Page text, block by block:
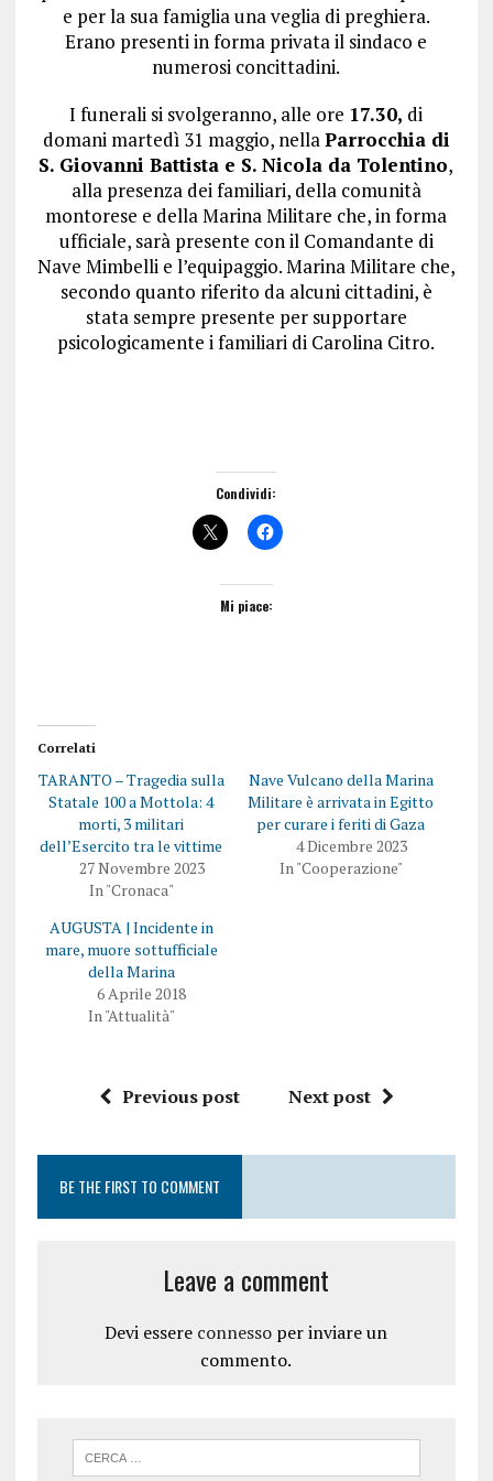
e per la sua famiglia una veglia di preghiera.
Erano presenti in forma privata il sindaco e
numerosi concittadini.
I funerali si svolgeranno, alle ore 17.30, di
domani martedì 31 maggio, nellaParrocchia di
S. Giovanni Battista e S. Nicola da Tolentino,
alla presenza dei familiari, della comunità
montorese e della Marina Militare che, in forma
ufficiale, sarà presente con il Comandante di
Nave Mimbelli e l’equipaggio. Marina Militare che,
secondo quanto riferito da alcuni cittadini, è
stata sempre presente per supportare
psicologicamente i familiari di Carolina Citro.
Condividi:
Mi piace:
Correlati
TARANTO – Tragedia sulla
Statale 100 a Mottola: 4
morti, 3 militari
dell’Esercito tra le vittime
27 Novembre 2023
In "Cronaca"
Nave Vulcano della Marina
Militare è arrivata in Egitto
per curare i feriti di Gaza
4 Dicembre 2023
In "Cooperazione"
AUGUSTA | Incidente in
mare, muore sottufficiale
della Marina
6 Aprile 2018
In "Attualità"
Previous post Next post
BE THE FIRST TO COMMENT
Leave a comment
Devi essere connesso per inviare un
commento.